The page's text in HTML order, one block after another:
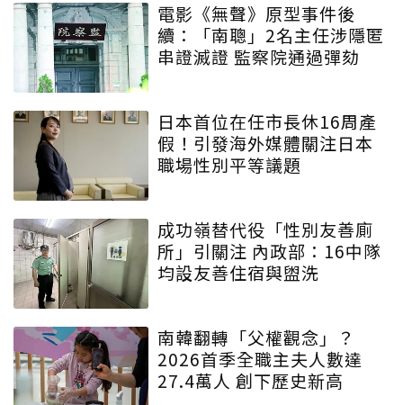
電影《無聲》原型事件後
續：「南聰」2名主任涉隱匿
串證滅證 監察院通過彈劾
日本首位在任市長休16周產
假！引發海外媒體關注日本
職場性別平等議題
成功嶺替代役「性別友善廁
所」引關注 內政部：16中隊
均設友善住宿與盥洗
南韓翻轉「父權觀念」？
2026首季全職主夫人數達
27.4萬人 創下歷史新高